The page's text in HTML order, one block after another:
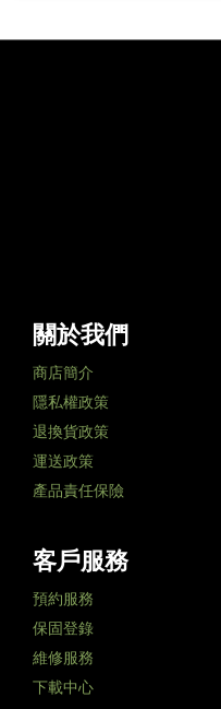
關於我們
商店簡介
隱私權政策
退換貨政策
運送政策
產品責任保險
客戶服務
預約服務
保固登錄
維修服務
下載中心